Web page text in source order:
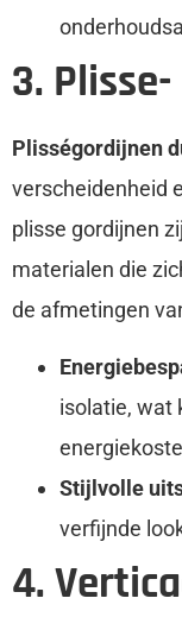
3.
Plisségordijnen
verscheidenheid
plisse gordijnen
materialen die
de afmetingen
isolatie, wat
Stijlvolle
verfijnde
4.